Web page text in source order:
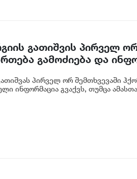
გათიშვის პირველ
გამოძიება და
- კონკრეტული
კობახიძე
პირველ ორ შემთხვევაში
ინფორმაცია გვაქვს, თუმცა